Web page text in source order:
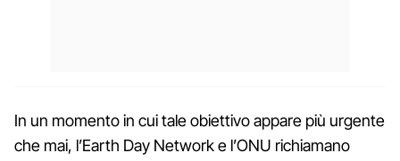
In un momento in cui tale obiettivo appare più urgente
che mai, l’Earth Day Network e l’ONU richiamano